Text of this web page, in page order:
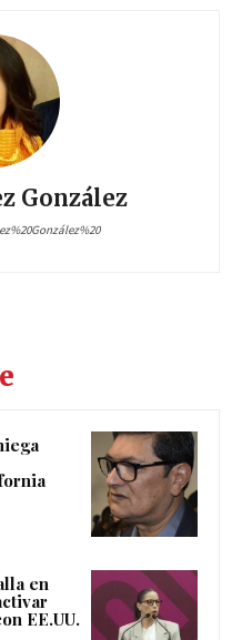
González
en
EE.UU.